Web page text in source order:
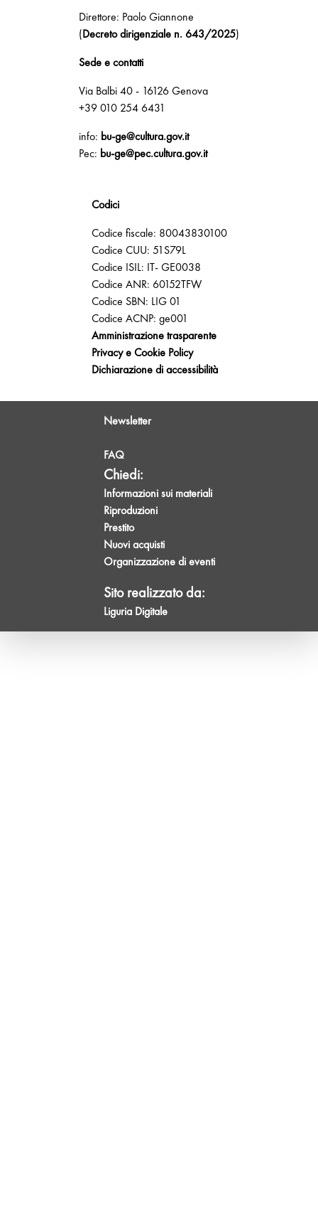
Direttore: Paolo Giannone
(Decreto dirigenziale n. 643/2025)
Sede e contatti
Via Balbi 40 - 16126 Genova
+39 010 254 6431
info: bu-ge@cultura.gov.it
Pec: bu-ge@pec.cultura.gov.it
Codici
Codice fiscale: 80043830100
Codice CUU: 51S79L
Codice ISIL: IT- GE0038
Codice ANR: 60152TFW
Codice SBN: LIG 01
Codice ACNP: ge001
Amministrazione trasparente
Privacy e Cookie Policy
Dichiarazione di accessibilità
Newsletter
FAQ
Chiedi:
Informazioni sui materiali
Riproduzioni
Prestito
Nuovi acquisti
Organizzazione di eventi
Sito realizzato da:
Liguria Digitale